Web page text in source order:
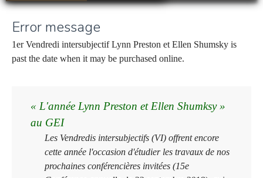
Error message
1er Vendredi intersubjectif Lynn Preston et Ellen Shumsky is
past the date when it may be purchased online.
« L'année Lynn Preston et Ellen Shumksy »
au GEI
Les Vendredis intersubjectifs (VI) offrent encore
cette année l'occasion d'étudier les travaux de nos
prochaines conférencières invitées (15e